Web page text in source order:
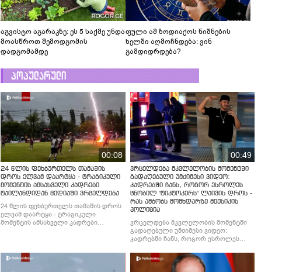
აგვისტო აგარაკზე: ეს 5 საქმე უნდა
მოასწროთ შემოდგომის
დადგომამდე
ფული ამ ზოდიაქოს ნიშნების
ხელში აღმოჩნდება: ვინ
გამდიდრდება?
პოპულარული
00:08
24 წლის ფეხბურთელს თამაშის
დროს ელვამ დაარტყა - ტრაგიკული
მომენტის ამსახველი კადრები
ტაილანდიდან მედიაში ვრცელდება
24 წლის ფეხბურთელს თამაშის დროს
ელვამ დაარტყა - ტრაგიკული
მომენტის ამსახველი კადრები
00:49
ვრცელდება მკვლელობის მომენტში
გადაღებული უმძიმესი ვიდეო:
კადრებში ჩანს, როგორ ესროლეს
ცნობილ "ტიკტოკერს" ლაივის დროს -
რას ამბობს მომხდარზე მექსიკის
პოლიცია
ვრცელდება მკვლელობის მომენტში
გადაღებული უმძიმესი ვიდეო:
კადრებში ჩანს, როგორ ესროლეს
რას ამბობს მომხდარზე მექსიკის
პოლიცია